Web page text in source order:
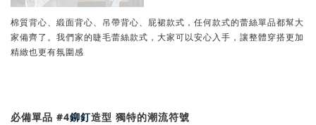
棉質背心、緞面背心、吊帶背心、屁裙款式，任何款式的蕾絲單品都幫大
家備齊了。我們家的睫毛蕾絲款式，大家可以安心入手，讓整體穿搭更加
精緻也更有氛圍感
必備單品 #4鉚釘造型 獨特的潮流符號